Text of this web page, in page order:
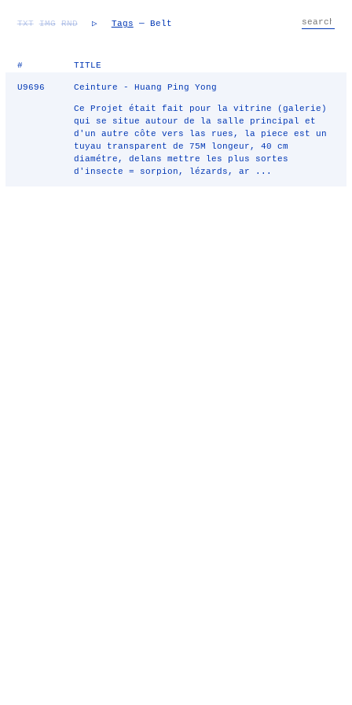
TXT IMG RND ▷ Tags — Belt
# TITLE
U9696 Ceinture - Huang Ping Yong
Ce Projet était fait pour la vitrine (galerie)
qui se situe autour de la salle principal et
d'un autre côte vers las rues, la piece est un
tuyau transparent de 75M longeur, 40 cm
diamétre, delans mettre les plus sortes
d'insecte = sorpion, lézards, ar ...